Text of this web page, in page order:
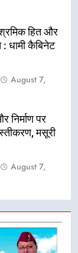
हित और
धामी कैबिनेट
August 7,
निर्माण पर
मसूरी
August 7,